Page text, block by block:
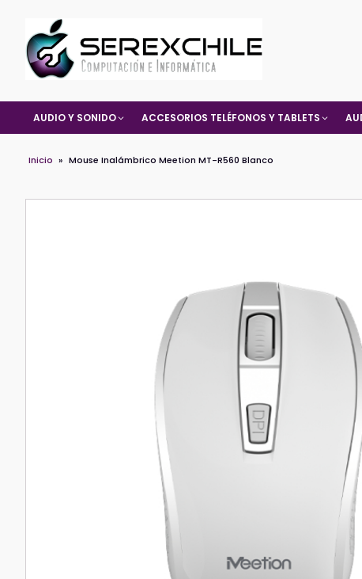
AUDIO Y SONIDO ACCESORIOS TELÉFONOS Y TABLETS
Inicio » Mouse Inalámbrico Meetion MT-R560 Blanco